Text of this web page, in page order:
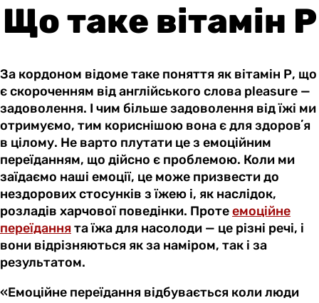
Що таке вітамін Р
За кордоном відоме таке поняття як вітамін Р, що
є скороченням від англійського слова pleasure —
задоволення. І чим більше задоволення від їжі ми
отримуємо, тим кориснішою вона є для здоровʼя
в цілому. Не варто плутати це з емоційним
переїданням, що дійсно є проблемою. Коли ми
заїдаємо наші емоції, це може призвести до
нездорових стосунків з їжею і, як наслідок,
розладів харчової поведінки. Протеемоційне
переїданнята їжа для насолоди — це різні речі, і
вони відрізняються як за наміром, так і за
результатом.
«Емоційне переїдання відбувається коли люди